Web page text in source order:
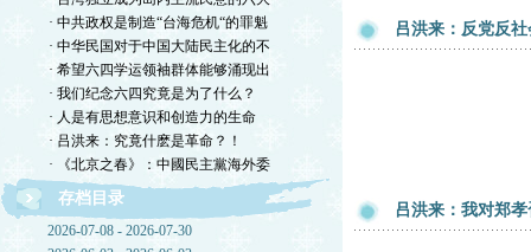
· 中共政权是制造“台海危机“的罪魁
· 中华民国对于中国大陆民主化的不
· 希望六四学运领袖群体能够涌现出
· 我们纪念六四究竟是为了什么？
· 人是有思想意识和创造力的生命
· 吕洪来：究竟什麽是革命？！
· 《北京之春》：中國民主黨海外委
存档目录
2026-07-08 - 2026-07-30
吕洪来：反党反
吕洪来：我对郑